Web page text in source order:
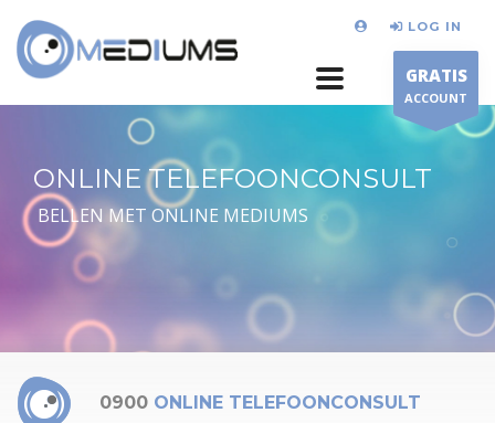
LOG IN
GRATIS
ACCOUNT
ONLINE TELEFOONCONSULT
BELLEN MET ONLINE MEDIUMS
0900 ONLINE TELEFOONCONSULT